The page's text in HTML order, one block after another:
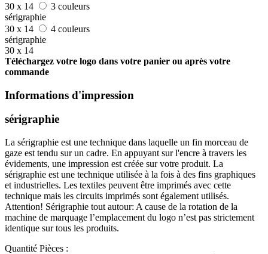
30 x 14
3 couleurs
sérigraphie
30 x 14
4 couleurs
sérigraphie
30 x 14
Téléchargez votre logo dans votre panier ou après votre
commande
Informations d'impression
sérigraphie
La sérigraphie est une technique dans laquelle un fin morceau de
gaze est tendu sur un cadre. En appuyant sur l'encre à travers les
évidements, une impression est créée sur votre produit. La
sérigraphie est une technique utilisée à la fois à des fins graphiques
et industrielles. Les textiles peuvent être imprimés avec cette
technique mais les circuits imprimés sont également utilisés.
Attention! Sérigraphie tout autour: A cause de la rotation de la
machine de marquage l’emplacement du logo n’est pas strictement
identique sur tous les produits.
Quantité Pièces :